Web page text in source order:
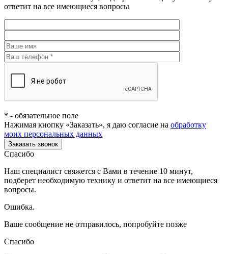
ответит на все имеющиеся вопросы
* - обязательное поле
Нажимая кнопку «Заказать», я даю согласие на обработку
моих персональных данных
Заказать звонок
Спасибо
Наш специалист свяжется с Вами в течение 10 минут,
подберет необходимую технику и ответит на все имеющиеся
вопросы.
Ошибка.
Ваше сообщение не отправилось, попробуйте позже
Спасибо